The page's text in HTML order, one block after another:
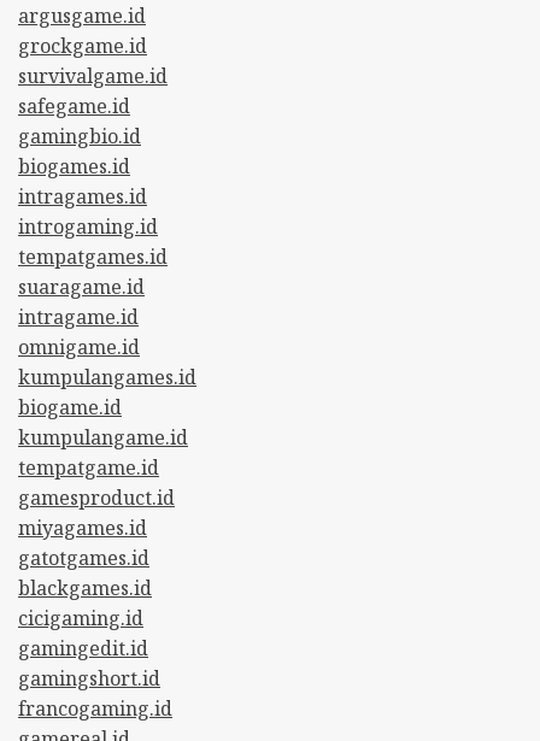
argusgame.id
grockgame.id
survivalgame.id
safegame.id
gamingbio.id
biogames.id
intragames.id
introgaming.id
tempatgames.id
suaragame.id
intragame.id
omnigame.id
kumpulangames.id
biogame.id
kumpulangame.id
tempatgame.id
gamesproduct.id
miyagames.id
gatotgames.id
blackgames.id
cicigaming.id
gamingedit.id
gamingshort.id
francogaming.id